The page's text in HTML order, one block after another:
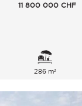
11 800 000 CHF
286 m²